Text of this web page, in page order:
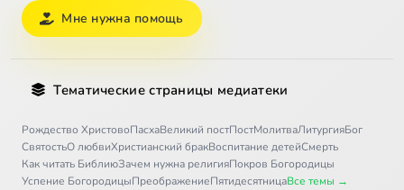
Мне нужна помощь
Тематические страницы медиатеки
Рождество ХристовоПасхаВеликий постПостМолитваЛитургияБог
СвятостьО любвиХристианский бракВоспитание детейСмерть
Как читать БиблиюЗачем нужна религияПокров Богородицы
Успение БогородицыПреображениеПятидесятницаВсе темы →